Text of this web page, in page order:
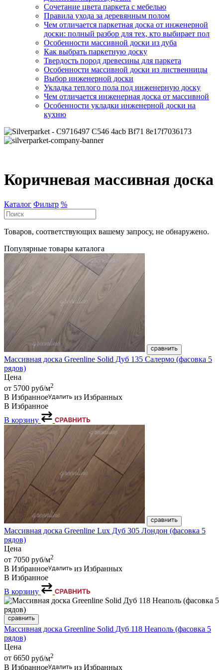
Сочетание цвета паркета с мебелью
Правила ухода за деревянным полом
Чем отличается паркетная доска от инженерной
доски: полный разбор для тех, кто выбирает пол
Особенности массивной доски из дуба
Как выбрать паркетную доску
Твердость пород древесины для паркета
Особенности массивной доски из лиственницы
Выбор инженерной доски
Укладка теплого пола под инженерную доску
Чем отличается инженерная доска от массивной
Особенности укладки инженерной доски на
кухню
Коричневая массивная доска
Каталог Фильтр %
Товаров, соответствующих вашему запросу, не обнаружено.
Популярные товары каталога
Массивная доска Greenline Solid Дуб 135 Салермо (фасовка 5
рядов)
Цена
от 5700 руб/м2
В Избранное
из Избранных
В Избранное
В корзину
Массивная доска Greenline Lux Дуб 305 Лондон (фасовка 5
рядов)
Цена
от 7050 руб/м2
В Избранное
из Избранных
В Избранное
В корзину
Массивная доска Greenline Solid Дуб 118 Неаполь (фасовка 5
рядов)
Цена
от 6650 руб/м2
В Избранное из Избранных